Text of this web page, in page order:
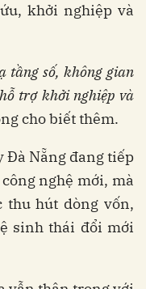
khởi nghiệp và
tầng số, không gian
hỗ trợ khởi nghiệp và
cho biết thêm.
Đà Nẵng đang tiếp
nghệ mới, mà
thu hút dòng vốn,
sinh thái đổi mới